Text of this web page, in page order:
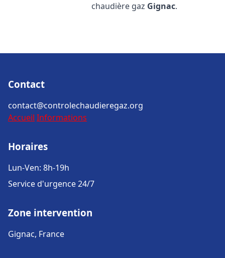
chaudière gaz Gignac.
Contact
contact@controlechaudieregaz.org
Accueil Informations
Horaires
Lun-Ven: 8h-19h
Service d'urgence 24/7
Zone intervention
Gignac, France